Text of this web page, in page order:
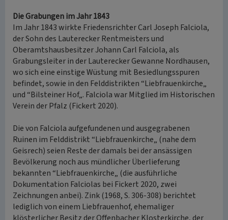
Die Grabungen im Jahr 1843
Im Jahr 1843 wirkte Friedensrichter Carl Joseph Falciola,
der Sohn des Lauterecker Rentmeisters und
Oberamtshausbesitzer Johann Carl Falciola, als
Grabungsleiter in der Lauterecker Gewanne Nordhausen,
wo sich eine einstige Wüstung mit Besiedlungsspuren
befindet, sowie in den Felddistrikten “Liebfrauenkirche„
und “Bilsteiner Hof„. Falciola war Mitglied im Historischen
Verein der Pfalz (Fickert 2020).
Die von Falciola aufgefundenen und ausgegrabenen
Ruinen im Felddistrikt “Liebfrauenkirche„ (nahe dem
Geisrech) seien Reste der damals bei der ansässigen
Bevölkerung noch aus mündlicher Überlieferung
bekannten “Liebfrauenkirche„ (die ausführliche
Dokumentation Falciolas bei Fickert 2020, zwei
Zeichnungen anbei). Zink (1968, S. 306-308) berichtet
lediglich von einem Liebfrauenhof, ehemaliger